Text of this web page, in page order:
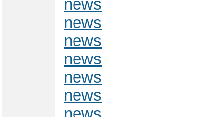
news
news
news
news
news
news
news